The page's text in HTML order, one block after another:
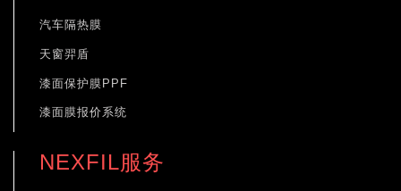
汽车隔热膜
天窗羿盾
漆面保护膜PPF
漆面膜报价系统
NEXFIL服务